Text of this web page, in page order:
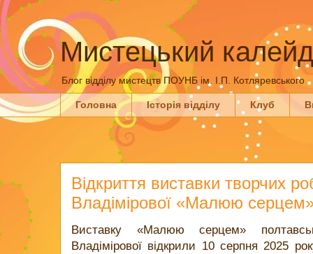
Мистецький
Блог відділу мистецтв ПОУНБ ім. І.П. Котляревського
Головна Історія відділу Клуб
Відкриття виставки творчих
Владімірової «Малюю
Виставку «Малюю серцем»
Владімірової відкрили 10 серпня 2025